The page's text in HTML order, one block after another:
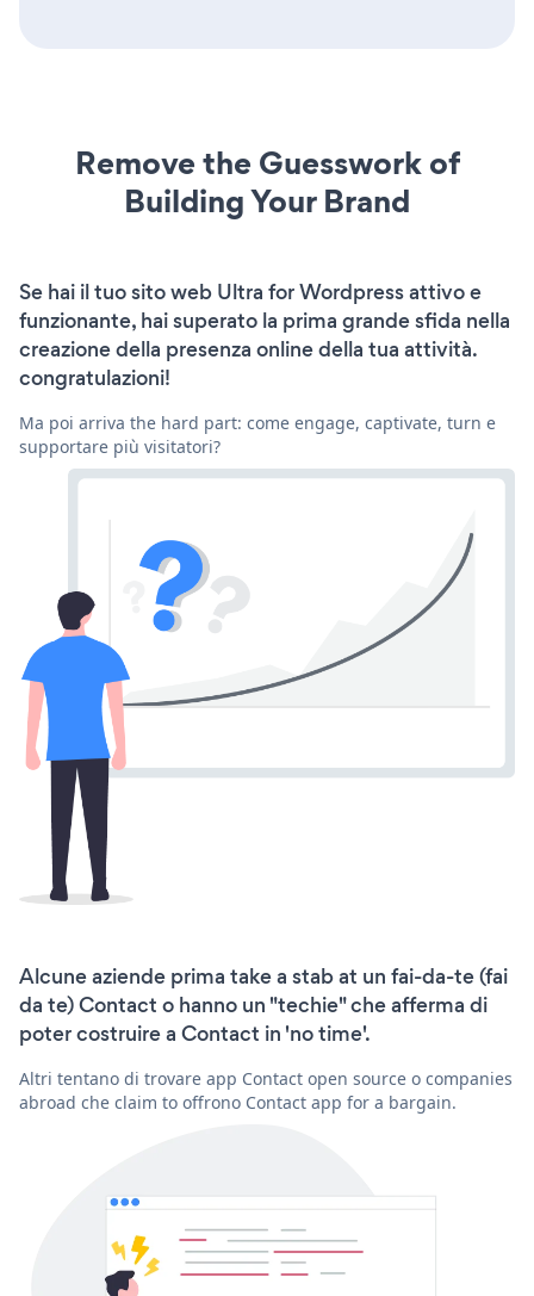
Remove the Guesswork of
Building Your Brand
Se hai il tuo sito web Ultra for Wordpress attivo e
funzionante, hai superato la prima grande sfida nella
creazione della presenza online della tua attività.
congratulazioni!
Ma poi arriva the hard part: come engage, captivate, turn e
supportare più visitatori?
Alcune aziende prima take a stab at un fai-da-te (fai
da te) Contact o hanno un "techie" che afferma di
poter costruire a Contact in 'no time'.
Altri tentano di trovare app Contact open source o companies
abroad che claim to offrono Contact app for a bargain.